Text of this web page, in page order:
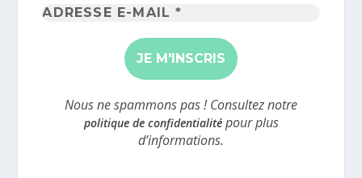
Adresse
mail
*
Nous ne spammons pas ! Consultez notre
politique de confidentialitépour plus
d’informations.